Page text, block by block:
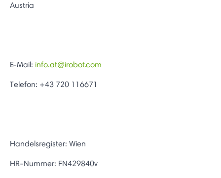
Austria
E-Mail: info.at@irobot.com
Telefon: +43 720 116671
Handelsregister: Wien
HR-Nummer: FN429840v